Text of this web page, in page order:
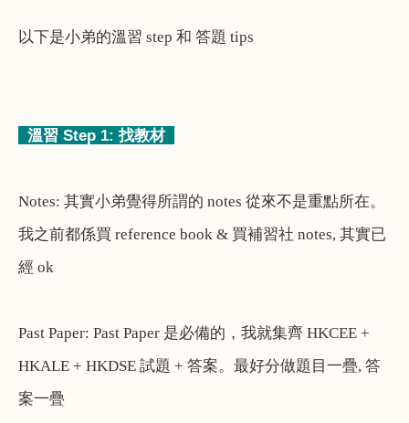
以下是小弟的溫習 step 和 答題 tips
溫習 Step 1: 找教材
Notes: 其實小弟覺得所謂的 notes 從來不是重點所在。
我之前都係買 reference book & 買補習社 notes, 其實已
經 ok
Past Paper: Past Paper 是必備的，我就集齊 HKCEE +
HKALE + HKDSE 試題 + 答案。最好分做題目一疊, 答
案一疊